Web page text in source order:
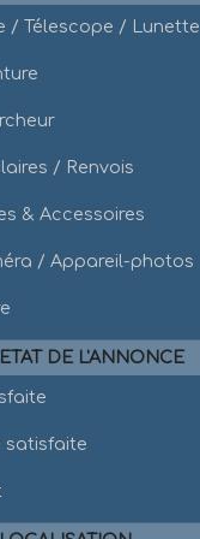
/ Télescope / Lunette
/ Renvois
& Accessoires
/ Appareil-photos
ETAT DE L'ANNONCE
satisfaite